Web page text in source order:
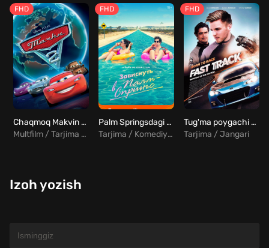
FHD
Chaqmoq Makvin 2 / Mashinalar 2 / Antiqa poyga 2 Uzbek tilida
Multfilm / Tarjima / Komediya / Sarguzasht
FHD
Palm Springsdagi ta'til / Palm Springsdagi kanikul Uzbek Tilida
Tarjima / Komediya / Melodrama / Fantastika
FHD
Tug'ma poygachi 2 Uzbek Tilida
Tarjima / Jangari
Izoh yozish